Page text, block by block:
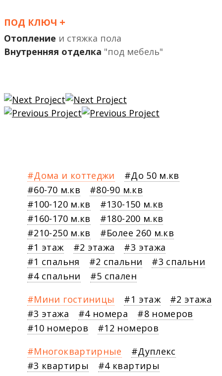
ПОД КЛЮЧ +
Отопление и стяжка пола
Внутренняя отделка "под мебель"
Дома и коттеджи
До 50 м.кв
60-70 м.кв
80-90 м.кв
100-120 м.кв
130-150 м.кв
160-170 м.кв
180-200 м.кв
210-250 м.кв
Более 260 м.кв
1 этаж
2 этажа
3 этажа
1 спальня
2 спальни
3 спальни
4 спальни
5 спален
Мини гостиницы
1 этаж
2 этажа
3 этажа
4 номера
8 номеров
10 номеров
12 номеров
Многоквартирные
Дуплекс
3 квартиры
4 квартиры